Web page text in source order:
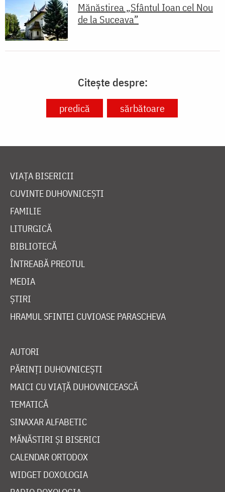
Mănăstirea „Sfântul Ioan cel Nou
de la Suceava”
Citește despre:
predică sărbătoare
VIAȚA BISERICII
CUVINTE DUHOVNICEȘTI
FAMILIE
LITURGICĂ
BIBLIOTECĂ
ÎNTREABĂ PREOTUL
MEDIA
ȘTIRI
HRAMUL SFINTEI CUVIOASE PARASCHEVA
AUTORI
PĂRINȚI DUHOVNICEȘTI
MAICI CU VIAȚĂ DUHOVNICEASCĂ
TEMATICĂ
SINAXAR ALFABETIC
MĂNĂSTIRI ȘI BISERICI
CALENDAR ORTODOX
WIDGET DOXOLOGIA